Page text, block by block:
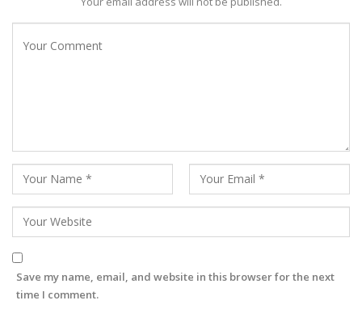
Save my name, email, and website in this browser for the next
time I comment.